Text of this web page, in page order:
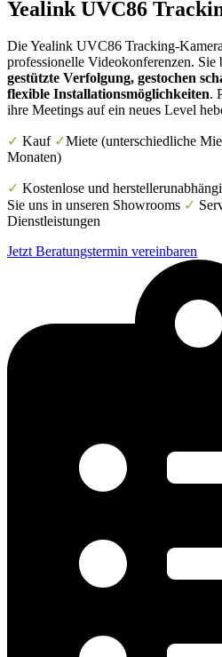
Yealink UVC86
Die Yealink UVC86 Tracking-
professionelle Videokonferenzen. Sie
gestützte Verfolgung, gestochen
flexible Installationsmöglichkeiten.
ihre Meetings auf ein neues Level
✓ Kauf ✓Miete (unterschiedliche
Monaten)
✓ Kostenlose und
Sie uns in unseren Showrooms ✓
Dienstleistungen
Jetzt Beratungstermin vereinbaren